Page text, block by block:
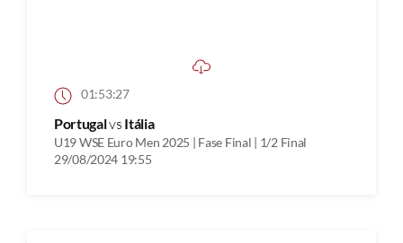
01:53:27
Portugalvs Itália
U19 WSE Euro Men 2025 | Fase Final | 1/2 Final
29/08/2024 19:55